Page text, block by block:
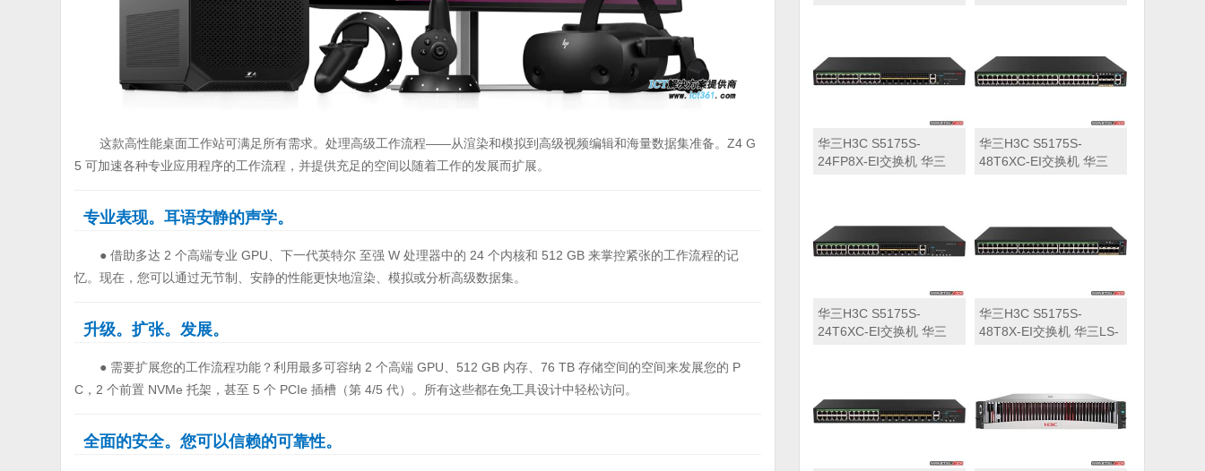
这款高性能桌面工作站可满足所有需求。处理高级工作流程——从渲染和模拟到高级视频编辑和海量数据集准备。Z4 G
5 可加速各种专业应用程序的工作流程，并提供充足的空间以随着工作的发展而扩展。
专业表现。耳语安静的声学。
● 借助多达 2 个高端专业 GPU、下一代英特尔 至强 W 处理器中的 24 个内核和 512 GB 来掌控紧张的工作流程的记
忆。现在，您可以通过无节制、安静的性能更快地渲染、模拟或分析高级数据集。
升级。扩张。发展。
● 需要扩展您的工作流程功能？利用最多可容纳 2 个高端 GPU、512 GB 内存、76 TB 存储空间的空间来发展您的 P
C，2 个前置 NVMe 托架，甚至 5 个 PCIe 插槽（第 4/5 代）。所有这些都在免工具设计中轻松访问。
全面的安全。您可以信赖的可靠性。
华三H3C S5175S-
24FP8X-EI交换机 华三
华三H3C S5175S-
48T6XC-EI交换机 华三
华三H3C S5175S-
24T6XC-EI交换机 华三
华三H3C S5175S-
48T8X-EI交换机 华三LS-